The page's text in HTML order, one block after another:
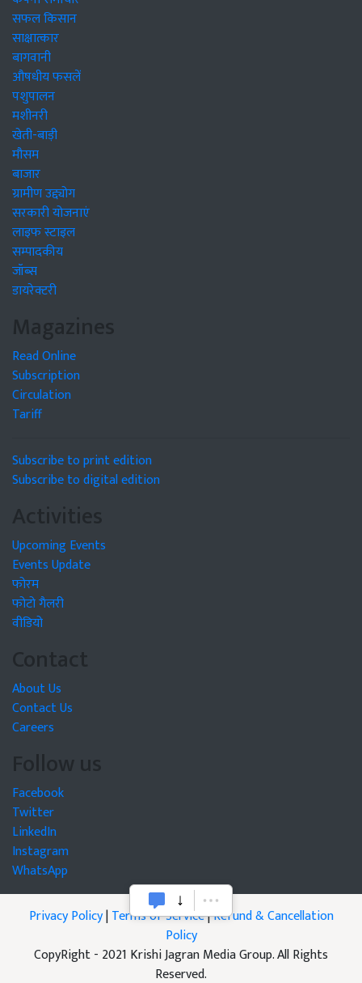
सफल किसान
साक्षात्कार
बागवानी
औषधीय फसलें
पशुपालन
मशीनरी
खेती-बाड़ी
मौसम
बाजार
ग्रामीण उद्द्योग
सरकारी योजनाएं
लाइफ स्टाइल
सम्पादकीय
जॉब्स
डायरेक्टरी
Magazines
Read Online
Subscription
Circulation
Tariff
Subscribe to print edition
Subscribe to digital edition
Activities
Upcoming Events
Events Update
फोरम
फोटो गैलरी
वीडियो
Contact
About Us
Contact Us
Careers
Follow us
Facebook
Twitter
LinkedIn
Instagram
WhatsApp
Privacy Policy|Terms of Service|Refund & Cancellation
Policy
CopyRight - 2021 Krishi Jagran Media Group. All Rights
Reserved.